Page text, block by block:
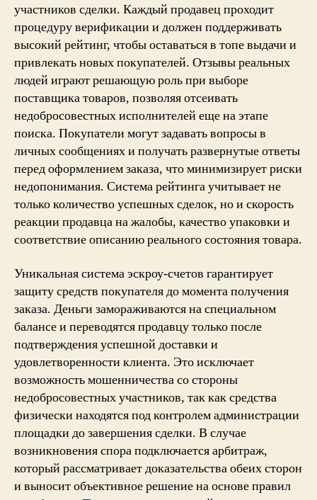
участников сделки. Каждый продавец проходит
процедуру верификации и должен поддерживать
высокий рейтинг, чтобы оставаться в топе выдачи и
привлекать новых покупателей. Отзывы реальных
людей играют решающую роль при выборе
поставщика товаров, позволяя отсеивать
недобросовестных исполнителей еще на этапе
поиска. Покупатели могут задавать вопросы в
личных сообщениях и получать развернутые ответы
перед оформлением заказа, что минимизирует риски
недопонимания. Система рейтинга учитывает не
только количество успешных сделок, но и скорость
реакции продавца на жалобы, качество упаковки и
соответствие описанию реального состояния товара.
Уникальная система эскроу-счетов гарантирует
защиту средств покупателя до момента получения
заказа. Деньги замораживаются на специальном
балансе и переводятся продавцу только после
подтверждения успешной доставки и
удовлетворенности клиента. Это исключает
возможность мошенничества со стороны
недобросовестных участников, так как средства
физически находятся под контролем администрации
площадки до завершения сделки. В случае
возникновения спора подключается арбитраж,
который рассматривает доказательства обеих сторон
и выносит объективное решение на основе правил